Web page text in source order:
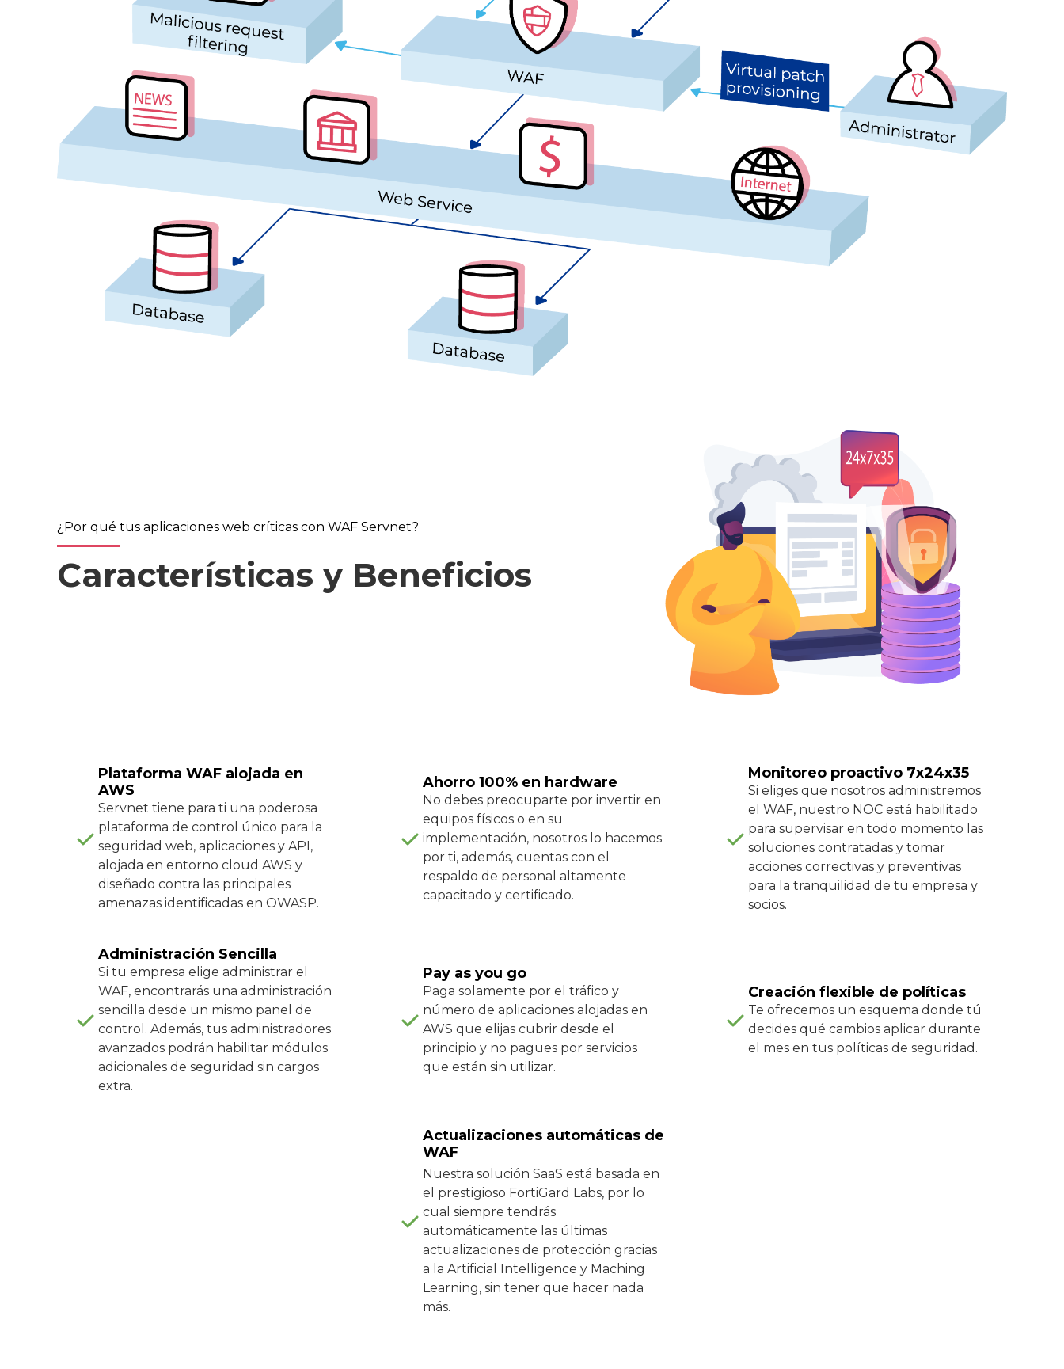
¿Por qué tus aplicaciones web críticas con WAF Servnet?
Características y Beneficios
Plataforma WAF alojada en
AWS
Servnet tiene para ti una poderosa
plataforma de control único para la
seguridad web, aplicaciones y API,
alojada en entorno cloud AWS y
diseñado contra las principales
amenazas identificadas en OWASP.
Ahorro 100% en hardware
No debes preocuparte por invertir en
equipos físicos o en su
implementación, nosotros lo hacemos
por ti, además, cuentas con el
respaldo de personal altamente
capacitado y certificado.
Monitoreo proactivo 7x24x35
Si eliges que nosotros administremos
el WAF, nuestro NOC está habilitado
para supervisar en todo momento las
soluciones contratadas y tomar
acciones correctivas y preventivas
para la tranquilidad de tu empresa y
socios.
Administración Sencilla
Si tu empresa elige administrar el
WAF, encontrarás una administración
sencilla desde un mismo panel de
control. Además, tus administradores
avanzados podrán habilitar módulos
adicionales de seguridad sin cargos
extra.
Pay as you go
Paga solamente por el tráfico y
número de aplicaciones alojadas en
AWS que elijas cubrir desde el
principio y no pagues por servicios
que están sin utilizar.
Creación flexible de políticas
Te ofrecemos un esquema donde tú
decides qué cambios aplicar durante
el mes en tus políticas de seguridad.
Actualizaciones automáticas de
WAF
Nuestra solución SaaS está basada en
el prestigioso FortiGard Labs, por lo
cual siempre tendrás
automáticamente las últimas
actualizaciones de protección gracias
a la Artificial Intelligence y Maching
Learning, sin tener que hacer nada
más.